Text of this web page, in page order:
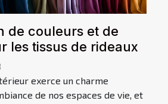
de couleurs et de
les tissus de rideaux
exerce un charme
de nos espaces de vie, et